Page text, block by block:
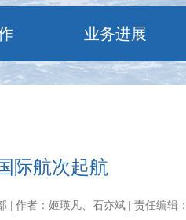
业务进展
际航次起航
| 作者：姬瑛凡、石亦斌 | 责任编辑